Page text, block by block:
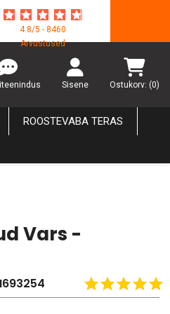
4.8/5 - 8460
Arvustused
Sisene Ostukorv: (0)
ROOSTEVABA TERAS
Vars -